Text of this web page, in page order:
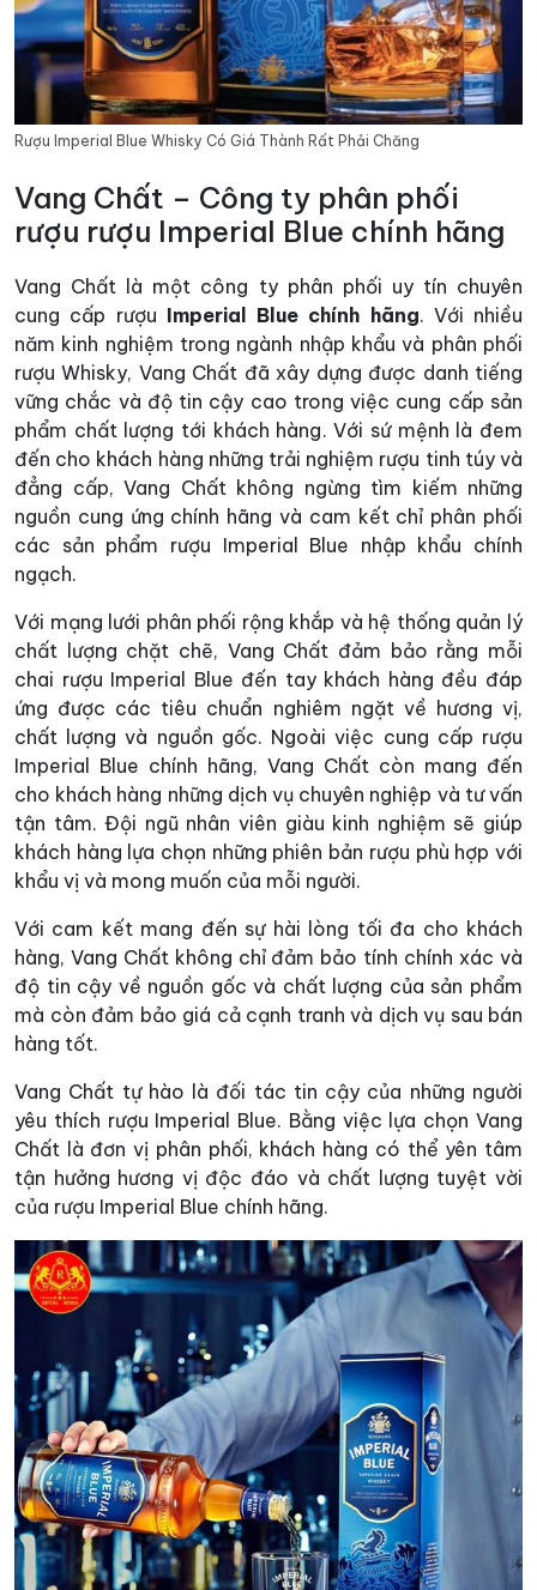
Rượu Imperial Blue Whisky Có Giá Thành Rất Phải Chăng
Vang Chất – Công ty phân phối
rượu rượu Imperial Blue chính hãng
Vang Chất là một công ty phân phối uy tín chuyên
cung cấp rượu Imperial Blue chính hãng. Với nhiều
năm kinh nghiệm trong ngành nhập khẩu và phân phối
rượu Whisky, Vang Chất đã xây dựng được danh tiếng
vững chắc và độ tin cậy cao trong việc cung cấp sản
phẩm chất lượng tới khách hàng. Với sứ mệnh là đem
đến cho khách hàng những trải nghiệm rượu tinh túy và
đẳng cấp, Vang Chất không ngừng tìm kiếm những
nguồn cung ứng chính hãng và cam kết chỉ phân phối
các sản phẩm rượu Imperial Blue nhập khẩu chính
ngạch.
Với mạng lưới phân phối rộng khắp và hệ thống quản lý
chất lượng chặt chẽ, Vang Chất đảm bảo rằng mỗi
chai rượu Imperial Blue đến tay khách hàng đều đáp
ứng được các tiêu chuẩn nghiêm ngặt về hương vị,
chất lượng và nguồn gốc. Ngoài việc cung cấp rượu
Imperial Blue chính hãng, Vang Chất còn mang đến
cho khách hàng những dịch vụ chuyên nghiệp và tư vấn
tận tâm. Đội ngũ nhân viên giàu kinh nghiệm sẽ giúp
khách hàng lựa chọn những phiên bản rượu phù hợp với
khẩu vị và mong muốn của mỗi người.
Với cam kết mang đến sự hài lòng tối đa cho khách
hàng, Vang Chất không chỉ đảm bảo tính chính xác và
độ tin cậy về nguồn gốc và chất lượng của sản phẩm
mà còn đảm bảo giá cả cạnh tranh và dịch vụ sau bán
hàng tốt.
Vang Chất tự hào là đối tác tin cậy của những người
yêu thích rượu Imperial Blue. Bằng việc lựa chọn Vang
Chất là đơn vị phân phối, khách hàng có thể yên tâm
tận hưởng hương vị độc đáo và chất lượng tuyệt vời
của rượu Imperial Blue chính hãng.